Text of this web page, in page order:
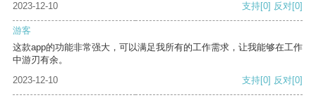
2023-12-10 支持[0] 反对[0]
游客
这款app的功能非常强大，可以满足我所有的工作需求，让我能够在工作
中游刃有余。
2023-12-10
支持[0] 反对[0]